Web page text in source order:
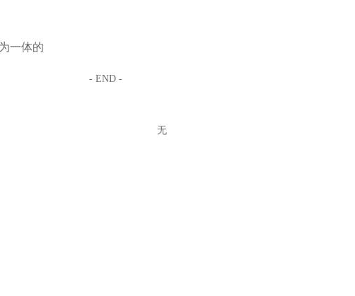
一体的
- END -
无